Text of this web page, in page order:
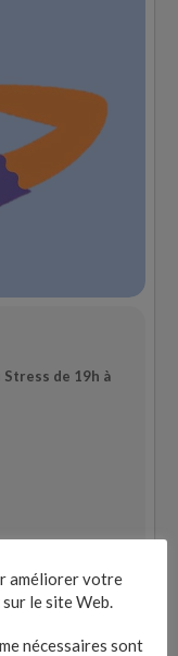
Stress de 19h à
améliorer votre
le site Web.
nécessaires sont